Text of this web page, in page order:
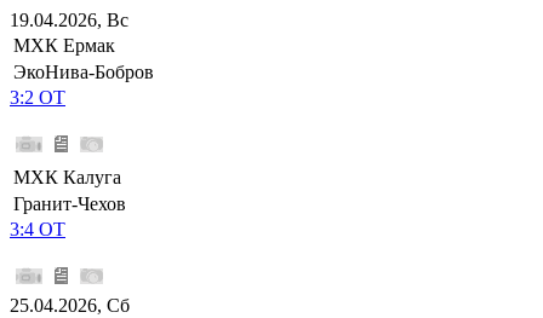
19.04.2026, Вс
МХК Ермак
ЭкоНива-Бобров
3:2 ОТ
МХК Калуга
Гранит-Чехов
3:4 ОТ
25.04.2026, Сб